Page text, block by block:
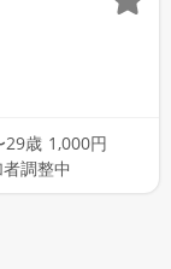
29歳 1,000円
調整中